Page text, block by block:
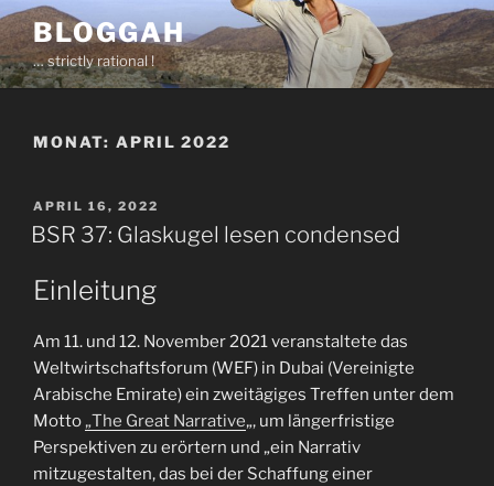
Zum
Inhalt
springen
BLOGGAH
… strictly rational !
MONAT: APRIL 2022
VERÖFFENTLICHT
AM
APRIL 16, 2022
BSR 37: Glaskugel lesen condensed
Einleitung
Am 11. und 12. November 2021 veranstaltete das
Weltwirtschaftsforum (WEF) in Dubai (Vereinigte
Arabische Emirate) ein zweitägiges Treffen unter dem
Motto „The Great Narrative„, um längerfristige
Perspektiven zu erörtern und „ein Narrativ
mitzugestalten, das bei der Schaffung einer